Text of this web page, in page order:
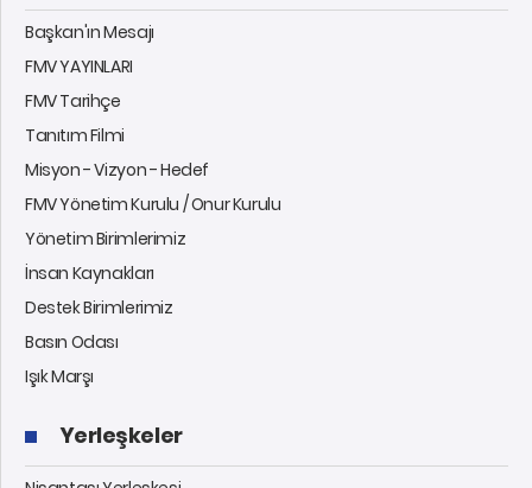
Başkan'ın Mesajı
FMV YAYINLARI
FMV Tarihçe
Tanıtım Filmi
Misyon - Vizyon - Hedef
FMV Yönetim Kurulu / Onur Kurulu
Yönetim Birimlerimiz
İnsan Kaynakları
Destek Birimlerimiz
Basın Odası
Işık Marşı
Yerleşkeler